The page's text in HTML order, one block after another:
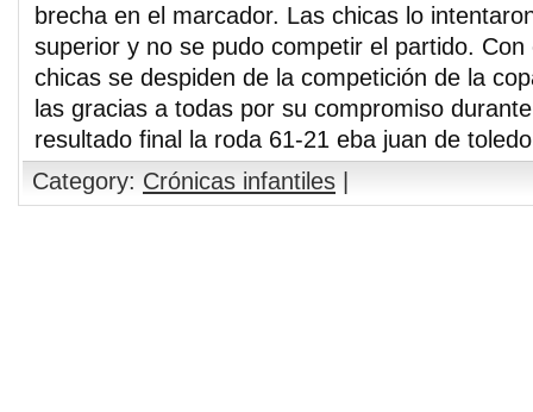
brecha en el marcador. Las chicas lo
superior y no se pudo competir el partido.
chicas se despiden de la competición de la
las gracias a todas por su compromiso
resultado final la roda 61-21 eba juan de
Category: Crónicas infantiles |